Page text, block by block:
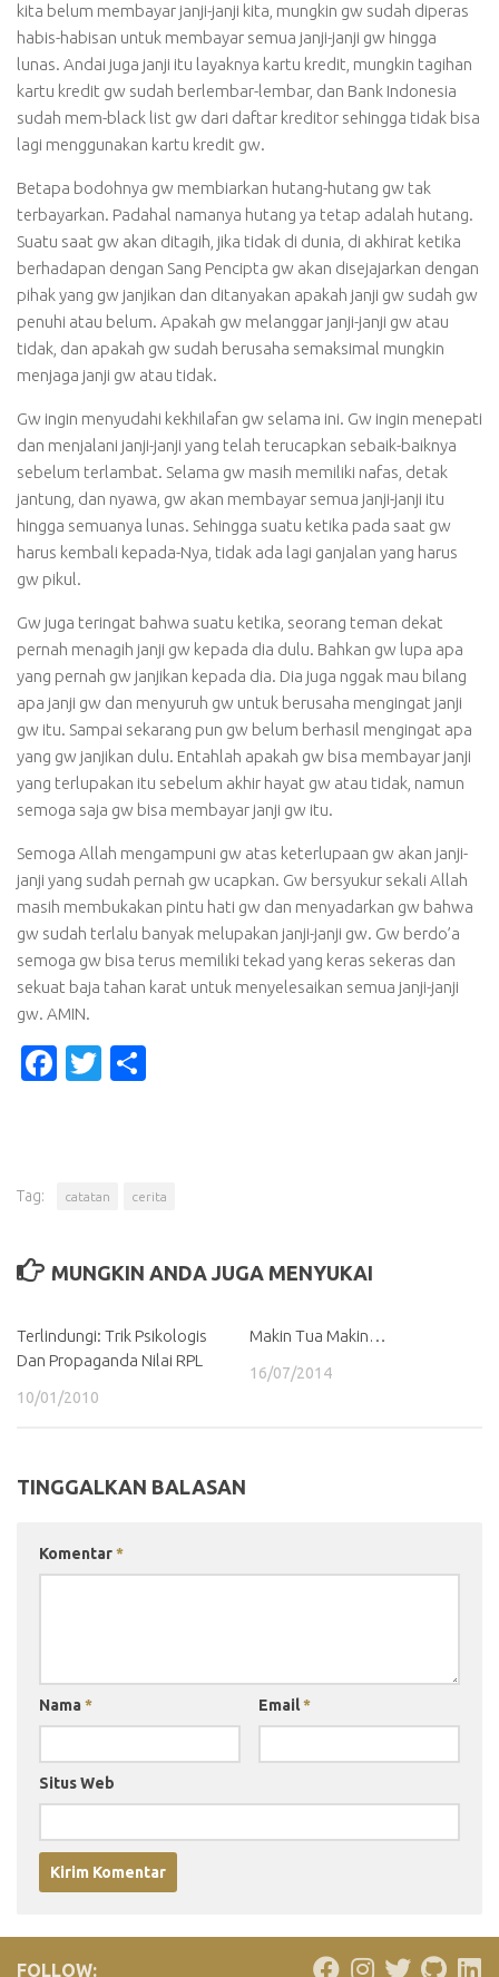
kita belum membayar janji-janji kita, mungkin gw sudah diperas
habis-habisan untuk membayar semua janji-janji gw hingga
lunas. Andai juga janji itu layaknya kartu kredit, mungkin tagihan
kartu kredit gw sudah berlembar-lembar, dan Bank Indonesia
sudah mem-black list gw dari daftar kreditor sehingga tidak bisa
lagi menggunakan kartu kredit gw.
Betapa bodohnya gw membiarkan hutang-hutang gw tak
terbayarkan. Padahal namanya hutang ya tetap adalah hutang.
Suatu saat gw akan ditagih, jika tidak di dunia, di akhirat ketika
berhadapan dengan Sang Pencipta gw akan disejajarkan dengan
pihak yang gw janjikan dan ditanyakan apakah janji gw sudah gw
penuhi atau belum. Apakah gw melanggar janji-janji gw atau
tidak, dan apakah gw sudah berusaha semaksimal mungkin
menjaga janji gw atau tidak.
Gw ingin menyudahi kekhilafan gw selama ini. Gw ingin menepati
dan menjalani janji-janji yang telah terucapkan sebaik-baiknya
sebelum terlambat. Selama gw masih memiliki nafas, detak
jantung, dan nyawa, gw akan membayar semua janji-janji itu
hingga semuanya lunas. Sehingga suatu ketika pada saat gw
harus kembali kepada-Nya, tidak ada lagi ganjalan yang harus
gw pikul.
Gw juga teringat bahwa suatu ketika, seorang teman dekat
pernah menagih janji gw kepada dia dulu. Bahkan gw lupa apa
yang pernah gw janjikan kepada dia. Dia juga nggak mau bilang
apa janji gw dan menyuruh gw untuk berusaha mengingat janji
gw itu. Sampai sekarang pun gw belum berhasil mengingat apa
yang gw janjikan dulu. Entahlah apakah gw bisa membayar janji
yang terlupakan itu sebelum akhir hayat gw atau tidak, namun
semoga saja gw bisa membayar janji gw itu.
Semoga Allah mengampuni gw atas keterlupaan gw akan janji-
janji yang sudah pernah gw ucapkan. Gw bersyukur sekali Allah
masih membukakan pintu hati gw dan menyadarkan gw bahwa
gw sudah terlalu banyak melupakan janji-janji gw. Gw berdo’a
semoga gw bisa terus memiliki tekad yang keras sekeras dan
sekuat baja tahan karat untuk menyelesaikan semua janji-janji
gw. AMIN.
Facebook
Twitter
Tag: catatan cerita
MUNGKIN ANDA JUGA MENYUKAI
Terlindungi: Trik Psikologis
Dan Propaganda Nilai RPL
10/01/2010
Makin Tua Makin…
16/07/2014
TINGGALKAN BALASAN
Komentar*
Nama * Email*
Situs Web
FOLLOW: